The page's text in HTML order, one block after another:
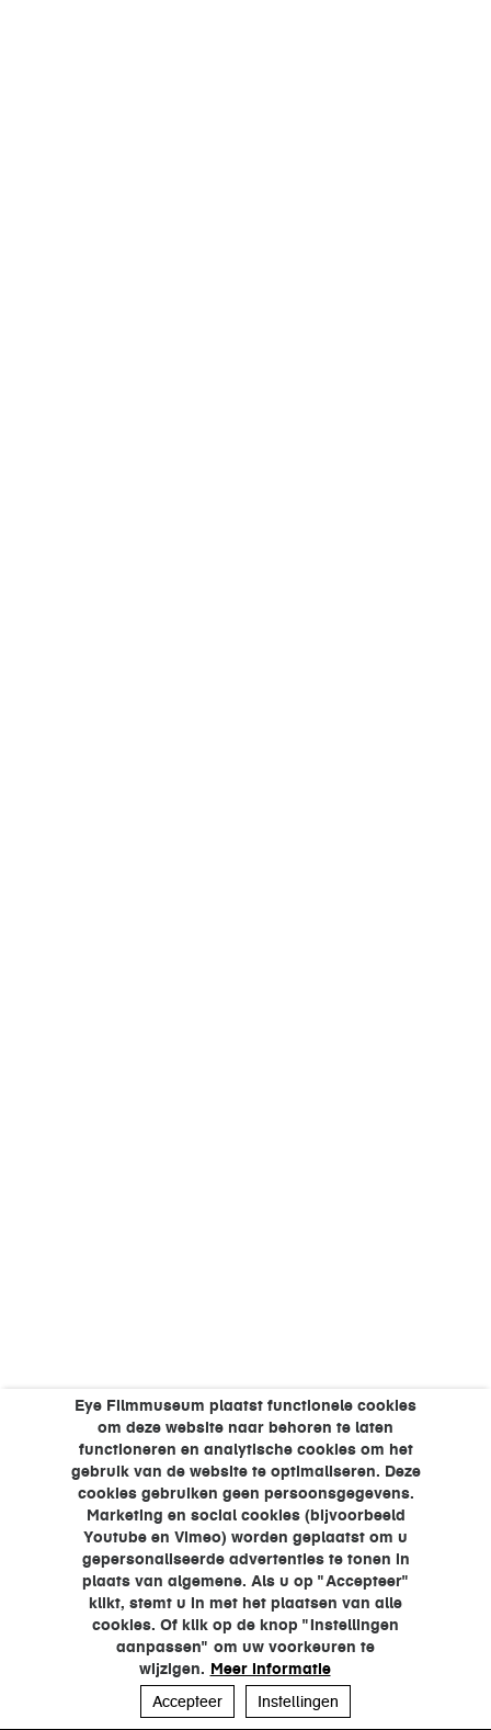
Eye Filmmuseum plaatst functionele cookies
om deze website naar behoren te laten
functioneren en analytische cookies om het
gebruik van de website te optimaliseren. Deze
cookies gebruiken geen persoonsgegevens.
Marketing en social cookies (bijvoorbeeld
Youtube en Vimeo) worden geplaatst om u
gepersonaliseerde advertenties te tonen in
plaats van algemene. Als u op "Accepteer"
klikt, stemt u in met het plaatsen van alle
cookies. Of klik op de knop "Instellingen
aanpassen" om uw voorkeuren te
wijzigen. Meer informatie
Accepteer
Instellingen